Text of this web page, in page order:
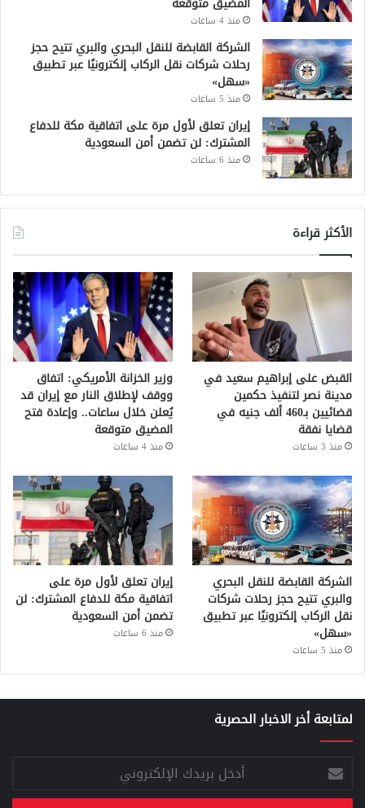
منذ 4 ساعات
الشركة القابضة للنقل البحري والبري تتيح حجز
رحلات شركات نقل الركاب إلكترونيًا عبر تطبيق
«سهل»
منذ 5 ساعات
إيران تعلق لأول مرة على اتفاقية مكة للدفاع
المشترك: لن تضمن أمن السعودية
منذ 6 ساعات
الأكثر قراءة
القبض على إبراهيم سعيد في
مدينة نصر لتنفيذ حكمين
قضائيين بـ460 ألف جنيه في
قضايا نفقة
منذ 3 ساعات
وزير الخزانة الأمريكي: اتفاق
ووقف لإطلاق النار مع إيران قد
يُعلن خلال ساعات.. وإعادة فتح
المضيق متوقعة
منذ 4 ساعات
الشركة القابضة للنقل البحري
والبري تتيح حجز رحلات شركات
نقل الركاب إلكترونيًا عبر تطبيق
«سهل»
منذ 5 ساعات
إيران تعلق لأول مرة على
اتفاقية مكة للدفاع المشترك: لن
تضمن أمن السعودية
منذ 6 ساعات
لمتابعة أخر الاخبار الحصرية
أدخل
بريدك
الإلكتروني